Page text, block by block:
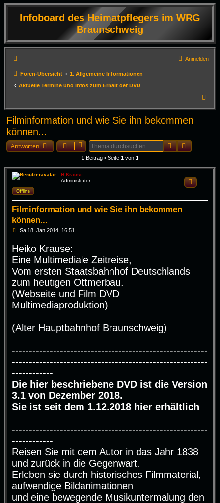
Infoboard des Heimatpflegers im WRG
Braunschweig
Anmelden
Foren-Übersicht
1. Allgemeine Informationen
Aktuelle Termine und Infos zum Erhalt der DVD
u
Filminformation und wie Sie ihn bekommen
können...
Antworten SucheErweiterte
1 Beitrag • Seite 1 von 1
H.Krause
Administrator
Offline
Filminformation und wie Sie ihn bekommen
können...
Zitieren
B
t
r
a
g
Sa 18. Jan 2014, 16:51
Heiko Krause:
Eine Multimediale Zeitreise,
Vom ersten Staatsbahnhof Deutschlands
zum heutigen Ottmerbau.
(Webseite und Film DVD
Multimediaproduktion)
(Alter Hauptbahnhof Braunschweig)
---------------------------------------------------------
---------------------------------------------------------
------------
Die hier beschriebene DVD ist die Version
3.1 von Dezember 2018.
Sie ist seit dem 1.12.2018 hier erhältlich
---------------------------------------------------------
---------------------------------------------------------
------------
Reisen Sie mit dem Autor in das Jahr 1838
und zurück in die Gegenwart.
Erleben sie durch historisches Filmmaterial,
aufwendige Bildanimationen
und eine bewegende Musikuntermalung den